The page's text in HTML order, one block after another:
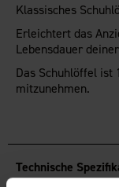
Klassisches
Erleichtert das
Lebensdauer
Das Schuhlöffel ist
mitzunehmen.
Technische